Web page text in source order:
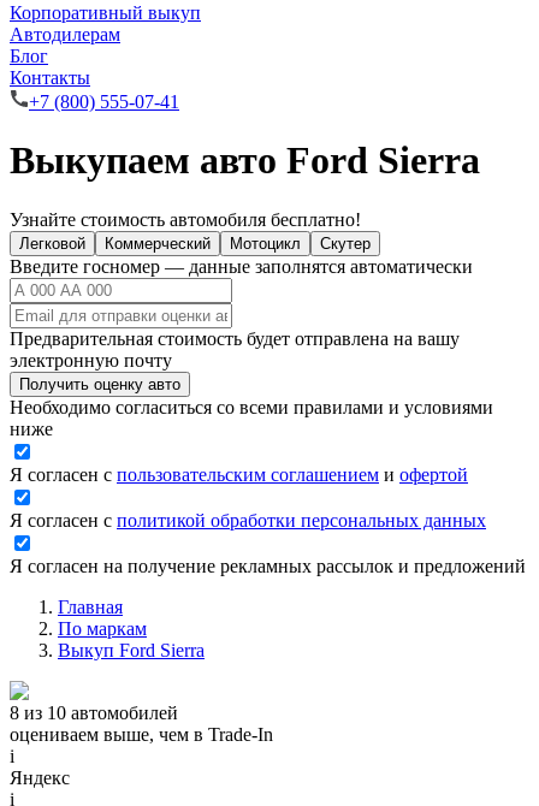
Корпоративный выкуп
Автодилерам
Блог
Контакты
+7 (800) 555-07-41
Выкупаем авто Ford Sierra
Узнайте стоимость автомобиля бесплатно!
Легковой Коммерческий Мотоцикл Скутер
Введите госномер — данные заполнятся автоматически
Предварительная стоимость будет отправлена на вашу
электронную почту
Получить оценку авто
Необходимо согласиться со всеми правилами и условиями
ниже
Я согласен с пользовательским соглашением и офертой
Я согласен с политикой обработки персональных данных
Я согласен на получение рекламных рассылок и предложений
Главная
По маркам
Выкуп Ford Sierra
8 из 10 автомобилей
оцениваем выше, чем в Trade‑In
i
Яндекс
i